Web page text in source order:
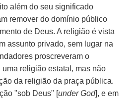
além do seu significado
remover do domínio público
de Deus. A religião é vista
assunto privado, sem lugar na
proscreveram o
religião estatal, mas não
da religião da praça pública.
"sob Deus" [under God], e em